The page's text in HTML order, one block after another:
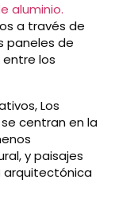
aluminio.
a través de
paneles de
entre los
Los
centran en la
y paisajes
arquitectónica